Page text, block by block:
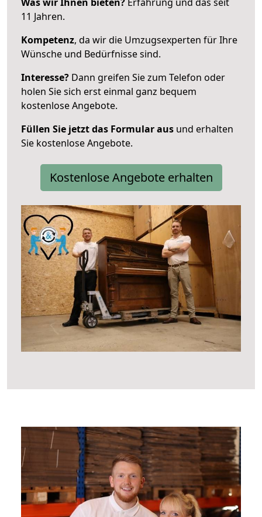
11 Jahren.
Kompetenz, da wir die Umzugsexperten für Ihre
Wünsche und Bedürfnisse sind.
Interesse? Dann greifen Sie zum Telefon oder
holen Sie sich erst einmal ganz bequem
kostenlose Angebote.
Füllen Sie jetzt das Formular aus und erhalten
Sie kostenlose Angebote.
Kostenlose Angebote erhalten